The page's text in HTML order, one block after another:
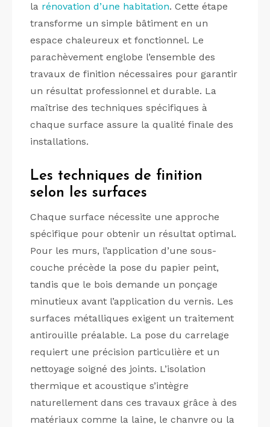
la rénovation d’une habitation. Cette étape
transforme un simple bâtiment en un
espace chaleureux et fonctionnel. Le
parachèvement englobe l’ensemble des
travaux de finition nécessaires pour garantir
un résultat professionnel et durable. La
maîtrise des techniques spécifiques à
chaque surface assure la qualité finale des
installations.
Les techniques de finition
selon les surfaces
Chaque surface nécessite une approche
spécifique pour obtenir un résultat optimal.
Pour les murs, l’application d’une sous-
couche précède la pose du papier peint,
tandis que le bois demande un ponçage
minutieux avant l’application du vernis. Les
surfaces métalliques exigent un traitement
antirouille préalable. La pose du carrelage
requiert une précision particulière et un
nettoyage soigné des joints. L’isolation
thermique et acoustique s’intègre
naturellement dans ces travaux grâce à des
matériaux comme la laine, le chanvre ou la